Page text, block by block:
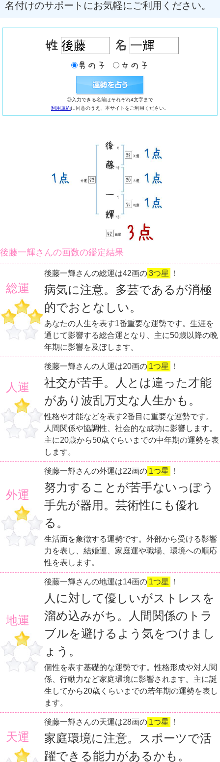
名付けのサポートにお気軽にご利用ください。
◎入力できる名前はそれぞれ4文字まで
利用規約に同意のうえ、本サイトをご利用ください。
後藤一輝さんの画数の鑑定結果
総運
後藤一輝さんの総運は42画の3つ星 ！
病気に注意。多芸であるが消極
的でおとなしい。
あなたの人生を表す1番重要な運勢です。生涯を
通じて影響する総合運となり、主に50歳以降の晩
年期に影響を及ぼします。
人運
後藤一輝さんの人運は20画の 1つ星 ！
社交が苦手。人とは違った才能
があり波乱万丈な人生かも。
性格や才能などを表す2番目に重要な運勢です。
人間関係や協調性、社会的な成功に影響します。
主に20歳から50歳ぐらいまでの中年期の運勢を表
します。
外運
後藤一輝さんの外運は22画の 1つ星 ！
努力することが苦手ないっぽう
手先が器用。芸術性にも優れ
る。
生活面を象徴する運勢です。外部から受ける影響
力を表し、結婚運、家庭運や職場、環境への順応
性を表します。
地運
後藤一輝さんの地運は14画の 1つ星 ！
人に対して優しいがストレスを
溜め込みがち。人間関係のトラ
ブルを避けるよう気をつけまし
ょう。
個性を表す基礎的な運勢です。性格形成や対人関
係、行動力など家庭環境に影響されます。主に誕
生してから20歳くらいまでの若年期の運勢を表し
ます。
天運
後藤一輝さんの天運は28画の 1つ星 ！
家庭環境に注意。スポーツで活
躍できる能力があるかも。